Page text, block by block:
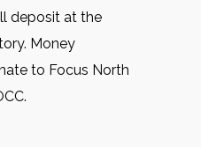
deposit at the
Money
to Focus North